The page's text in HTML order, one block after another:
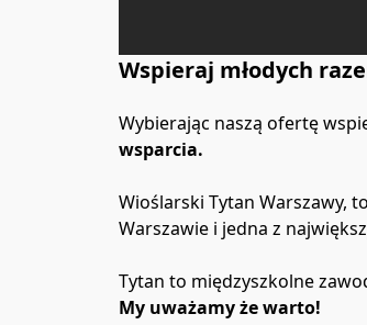
Wspieraj młodych
Wybierając naszą ofertę
wsparcia.
Wioślarski Tytan Warszawy,
Warszawie i jedna z
Tytan to międzyszkolne
My uważamy że warto!